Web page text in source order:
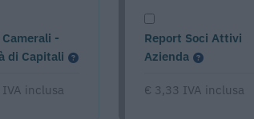
-
di Capitali
inclusa
Report Soci Attivi
Azienda
€ 3,33 IVA inclusa